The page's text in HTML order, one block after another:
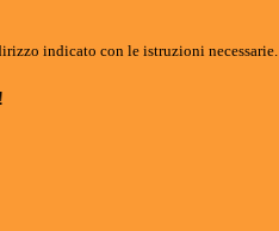
indicato con le istruzioni necessarie.